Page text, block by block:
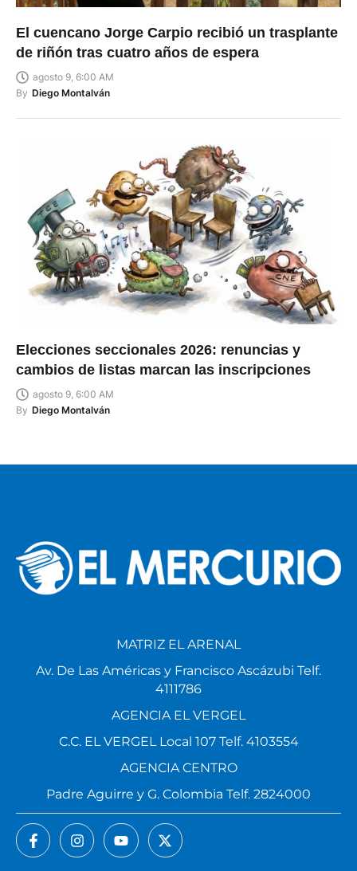
El cuencano Jorge Carpio recibió un trasplante
de riñón tras cuatro años de espera
agosto 9, 6:00 AM
By Diego Montalván
Elecciones seccionales 2026: renuncias y
cambios de listas marcan las inscripciones
agosto 9, 6:00 AM
By Diego Montalván
MATRIZ EL ARENAL
Av. De Las Américas y Francisco Ascázubi Telf.
4111786
AGENCIA EL VERGEL
C.C. EL VERGEL Local 107 Telf. 4103554
AGENCIA CENTRO
Padre Aguirre y G. Colombia Telf. 2824000